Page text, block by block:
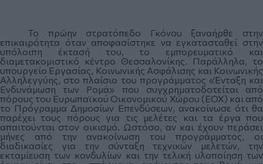
Το πρώην στρατόπεδο Γκόνου ξαναήρθε στην
επικαιρότητα όταν αποφασίστηκε να εγκατασταθεί στην
υπόλοιπη έκτασή του, το εμπορευματικό και
διαμετακομιστικό κέντρο Θεσσαλονίκης. Παράλληλα, το
υπουργείο Εργασίας, Κοινωνικής Ασφάλισης και Κοινωνικής
Αλληλεγγύης, στο πλαίσιο του προγράμματος «Ένταξη και
Ενδυνάμωση των Ρομά» που συγχρηματοδοτείται από
πόρους του Ευρωπαϊκού Οικονομικού Χώρου (ΕΟΧ) και από
το Πρόγραμμα Δημοσίων Επενδύσεων, ανακοίνωσε ότι θα
παρέχει τους πόρους για τις μελέτες και τα έργα που
απαιτούνται στον οικισμό. Ωστόσο, αν και έχουν περάσει
μήνες από την ανακοίνωση του προγράμματος, οι
διαδικασίες για την σύνταξη τεχνικών μελετών, την
εκταμίευση των κονδυλίων και την τελική υλοποίηση των